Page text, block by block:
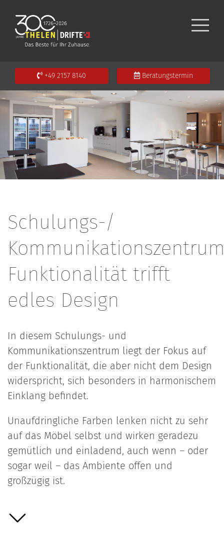
+49 2157 8140 Beratungstermin
Schulungs-/
Funktionalität trifft
edles Design
In diesem Schulungs- und
Kommunikationszentrum liegt der Fokus auf
der Funktionalität, die aber nicht dem Design
widerspricht, sich besonders in harmonischem
Einklang befindet.
Unaufdringliche Farben lenken nicht zu sehr
auf das Möbel selbst und wirken geradezu
gemütlich und einladend, auch wenn – oder
sogar weil – das Ambiente offen und
großzügig ist.